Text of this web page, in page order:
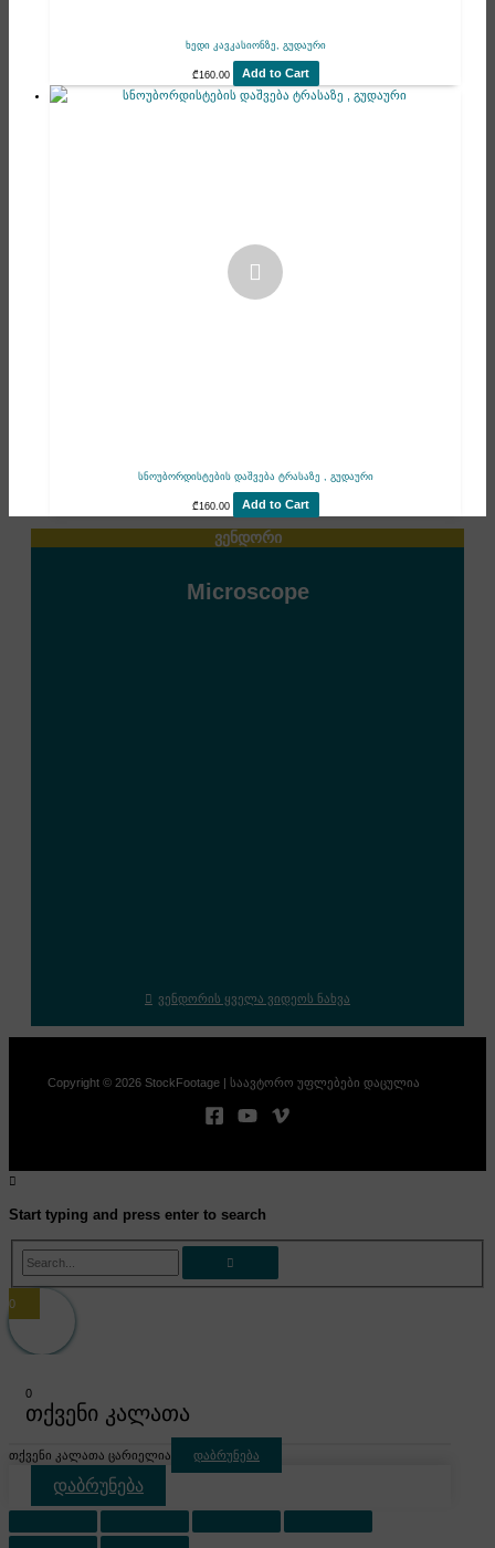
ხედი კავკასიონზე, გუდაური
₾160.00 Add to Cart
სნოუბორდისტების დაშვება ტრასაზე , გუდაური
₾160.00 Add to Cart
ვენდორი
Microscope
ვენდორის ყველა ვიდეოს ნახვა
Copyright © 2026 StockFootage | საავტორო უფლებები დაცულია
Start typing and press enter to search
Search...
0
0
თქვენი კალათა
თქვენი კალათა ცარიელია დაბრუნება
დაბრუნება